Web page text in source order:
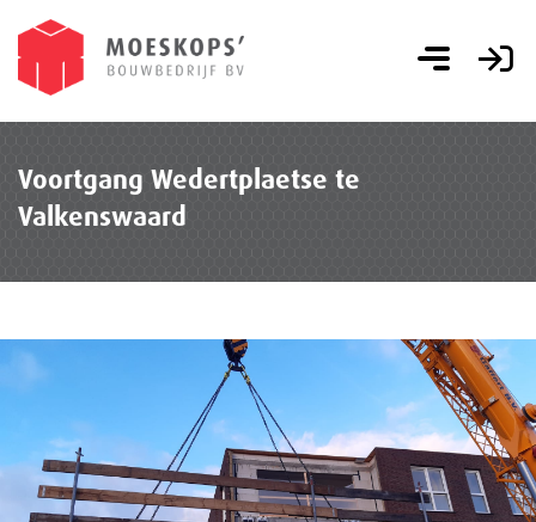
Voortgang Wedertplaetse te
Valkenswaard